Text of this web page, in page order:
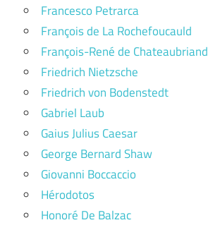
Francesco Petrarca
François de La Rochefoucauld
François-René de Chateaubriand
Friedrich Nietzsche
Friedrich von Bodenstedt
Gabriel Laub
Gaius Julius Caesar
George Bernard Shaw
Giovanni Boccaccio
Hérodotos
Honoré De Balzac